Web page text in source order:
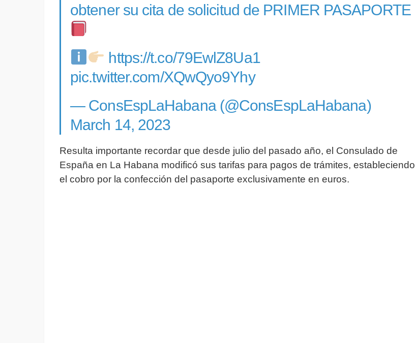
obtener su cita de solicitud de PRIMER PASAPORTE
https://t.co/79EwlZ8Ua1
pic.twitter.com/XQwQyo9Yhy
— ConsEspLaHabana (@ConsEspLaHabana)
March 14, 2023
Resulta importante recordar que desde julio del pasado año, el Consulado de
España en La Habana modificó sus tarifas para pagos de trámites, estableciendo
el cobro por la confección del pasaporte exclusivamente en euros.